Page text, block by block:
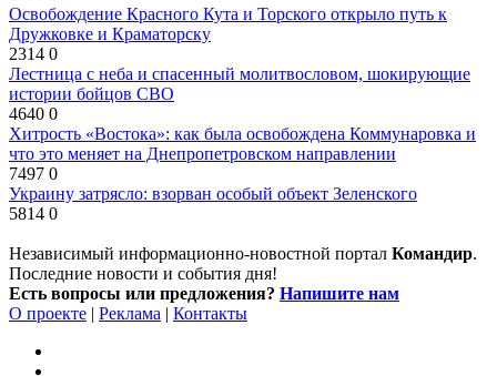
Освобождение Красного Кута и Торского открыло путь к
Дружковке и Краматорску
2314 0
Лестница с неба и спасенный молитвословом, шокирующие
истории бойцов СВО
4640 0
Хитрость «Востока»: как была освобождена Коммунаровка и
что это меняет на Днепропетровском направлении
7497 0
Украину затрясло: взорван особый объект Зеленского
5814 0
Независимый информационно-новостной портал Командир.
Последние новости и события дня!
Есть вопросы или предложения? Напишите нам
О проекте | Реклама | Контакты